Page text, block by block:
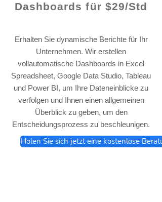
Dashboards für $29/Std
Erhalten Sie dynamische Berichte für Ihr
Unternehmen. Wir erstellen
vollautomatische Dashboards in Excel
Spreadsheet, Google Data Studio, Tableau
und Power BI, um Ihre Dateneinblicke zu
verfolgen und Ihnen einen allgemeinen
Überblick zu geben, um den
Entscheidungsprozess zu beschleunigen.
Holen Sie sich jetzt eine kostenlose